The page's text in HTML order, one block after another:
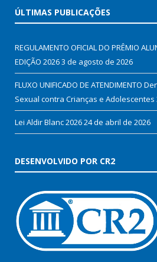
ÚLTIMAS PUBLICAÇÕES
REGULAMENTO OFICIAL DO PRÊMIO
EDIÇÃO 20263 de agosto de 2026
FLUXO UNIFICADO DE ATENDIMENTO
Sexual contra Crianças e Adolescentes
Lei Aldir Blanc 202624 de abril de 2026
DESENVOLVIDO POR CR2